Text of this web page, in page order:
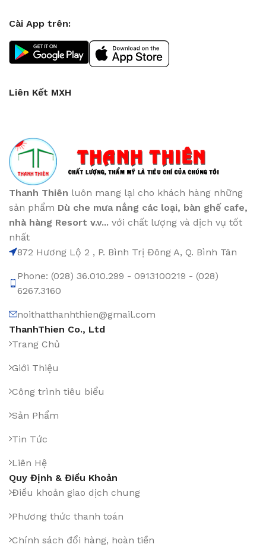
Cài App trên:
Liên Kết MXH
Thanh Thiên luôn mang lại cho khách hàng những
sản phẩm Dù che mưa nắng các loại, bàn ghế cafe,
nhà hàng Resort v.v... với chất lượng và dịch vụ tốt
nhất
872 Hương Lộ 2 , P. Bình Trị Đông A, Q. Bình Tân
Phone: (028) 36.010.299 - 0913100219 - (028)
6267.3160
noithatthanhthien@gmail.com
ThanhThien Co., Ltd
Trang Chủ
Giới Thiệu
Công trình tiêu biểu
Sản Phẩm
Tin Tức
Liên Hệ
Quy Định & Điều Khoản
Điều khoản giao dịch chung
Phương thức thanh toán
Chính sách đổi hàng, hoàn tiền